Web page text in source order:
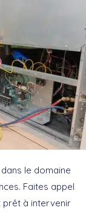
le domaine
Faites appel
prêt à intervenir